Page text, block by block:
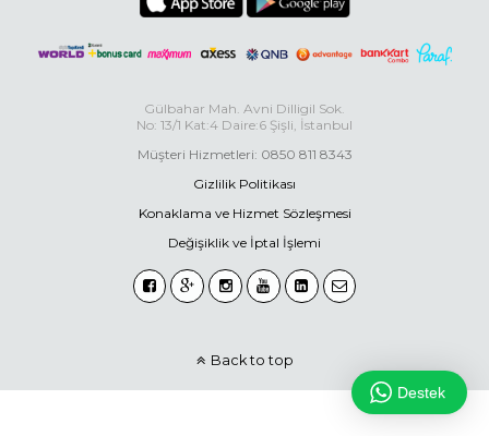
Gülbahar Mah. Avni Dilligil Sok.
No: 13/1 Kat:4 Daire:6 Şişli, İstanbul
Müşteri Hizmetleri: 0850 811 8343
Gizlilik Politikası
Konaklama ve Hizmet Sözleşmesi
Değişiklik ve İptal İşlemi
Back to top
Destek